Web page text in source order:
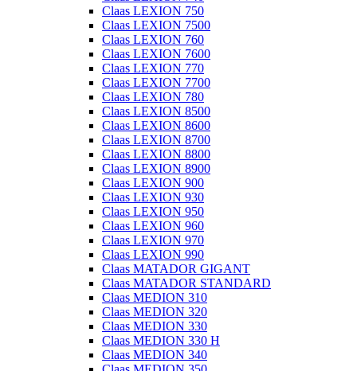
Claas LEXION 750
Claas LEXION 7500
Claas LEXION 760
Claas LEXION 7600
Claas LEXION 770
Claas LEXION 7700
Claas LEXION 780
Claas LEXION 8500
Claas LEXION 8600
Claas LEXION 8700
Claas LEXION 8800
Claas LEXION 8900
Claas LEXION 900
Claas LEXION 930
Claas LEXION 950
Claas LEXION 960
Claas LEXION 970
Claas LEXION 990
Claas MATADOR GIGANT
Claas MATADOR STANDARD
Claas MEDION 310
Claas MEDION 320
Claas MEDION 330
Claas MEDION 330 H
Claas MEDION 340